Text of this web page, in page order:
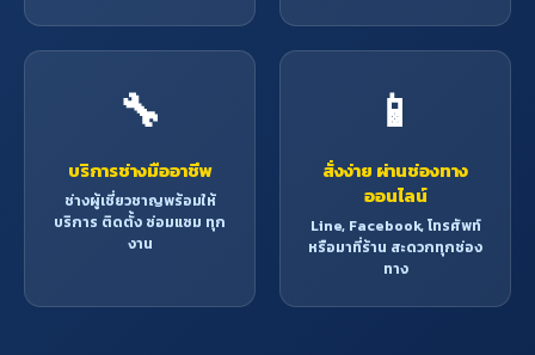
🔧
บริการช่างมืออาชีพ
ช่างผู้เชี่ยวชาญพร้อมให้
บริการ ติดตั้ง ซ่อมแซม ทุก
งาน
📱
สั่งง่าย ผ่านช่องทาง
ออนไลน์
Line, Facebook, โทรศัพท์
หรือมาที่ร้าน สะดวกทุกช่อง
ทาง